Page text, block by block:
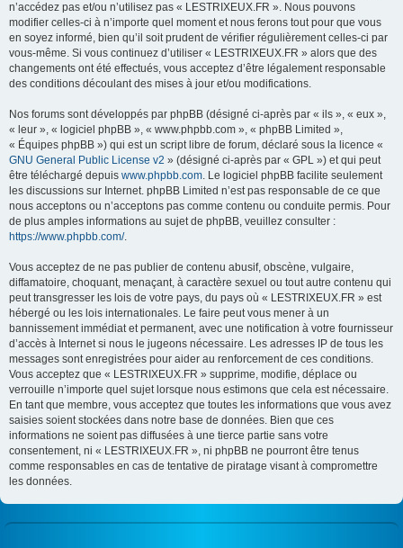
n’accédez pas et/ou n’utilisez pas « LESTRIXEUX.FR ». Nous pouvons
modifier celles-ci à n’importe quel moment et nous ferons tout pour que vous
en soyez informé, bien qu’il soit prudent de vérifier régulièrement celles-ci par
vous-même. Si vous continuez d’utiliser « LESTRIXEUX.FR » alors que des
changements ont été effectués, vous acceptez d’être légalement responsable
des conditions découlant des mises à jour et/ou modifications.
Nos forums sont développés par phpBB (désigné ci-après par « ils », « eux »,
« leur », « logiciel phpBB », « www.phpbb.com », « phpBB Limited »,
« Équipes phpBB ») qui est un script libre de forum, déclaré sous la licence «
GNU General Public License v2 » (désigné ci-après par « GPL ») et qui peut
être téléchargé depuis www.phpbb.com. Le logiciel phpBB facilite seulement
les discussions sur Internet. phpBB Limited n’est pas responsable de ce que
nous acceptons ou n’acceptons pas comme contenu ou conduite permis. Pour
de plus amples informations au sujet de phpBB, veuillez consulter :
https://www.phpbb.com/.
Vous acceptez de ne pas publier de contenu abusif, obscène, vulgaire,
diffamatoire, choquant, menaçant, à caractère sexuel ou tout autre contenu qui
peut transgresser les lois de votre pays, du pays où « LESTRIXEUX.FR » est
hébergé ou les lois internationales. Le faire peut vous mener à un
bannissement immédiat et permanent, avec une notification à votre fournisseur
d’accès à Internet si nous le jugeons nécessaire. Les adresses IP de tous les
messages sont enregistrées pour aider au renforcement de ces conditions.
Vous acceptez que « LESTRIXEUX.FR » supprime, modifie, déplace ou
verrouille n’importe quel sujet lorsque nous estimons que cela est nécessaire.
En tant que membre, vous acceptez que toutes les informations que vous avez
saisies soient stockées dans notre base de données. Bien que ces
informations ne soient pas diffusées à une tierce partie sans votre
consentement, ni « LESTRIXEUX.FR », ni phpBB ne pourront être tenus
comme responsables en cas de tentative de piratage visant à compromettre
les données.